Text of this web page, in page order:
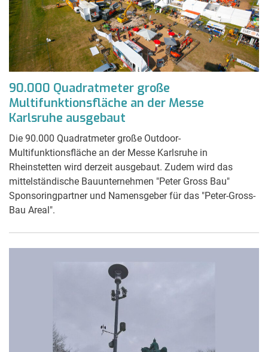
90.000 Quadratmeter große
Multifunktionsfläche an der Messe
Karlsruhe ausgebaut
Die 90.000 Quadratmeter große Outdoor-
Multifunktionsfläche an der Messe Karlsruhe in
Rheinstetten wird derzeit ausgebaut. Zudem wird das
mittelständische Bauunternehmen "Peter Gross Bau"
Sponsoringpartner und Namensgeber für das "Peter-Gross-
Bau Areal".